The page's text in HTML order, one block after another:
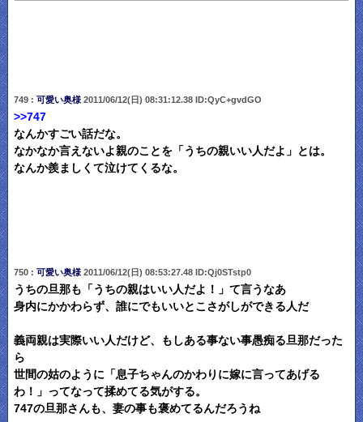
749 : 可愛い奥様2011/06/12(日) 08:31:12.38 ID:QyC+gvdGO
>>747
なんかすごい話だな。
なかなか言えないよ親のことを「うちの親いい人だよ」とは。
なんか羨ましくて泣けてくるな。
750 : 可愛い奥様2011/06/12(日) 08:53:27.48 ID:Qj0STstp0
うちの旦那も「うちの親はいい人だよ！」て言うなあ
身内にかかわらず、誰にでもいいとこさがしができる人だ
義両親は実際いい人だけど、もしある事ない事愚痴る旦那だった
ら
世間の姑のように「息子ちゃんのかわりに嫁に言ってあげる
わ！」ってなって揉めてる気がする。
747の旦那さんも、妻の事も褒めてるんだろうね